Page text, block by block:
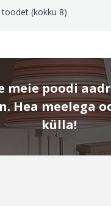
(kokku 8)
meie poodi
Hea meelega
külla!